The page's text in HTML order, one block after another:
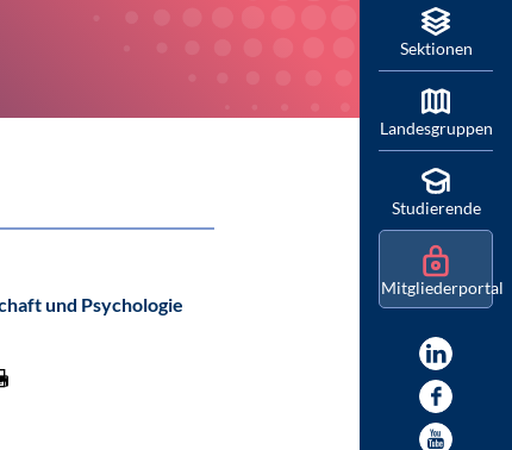
und Psychologie
Sektionen
Landesgruppen
Studierende
Mitgliederportal